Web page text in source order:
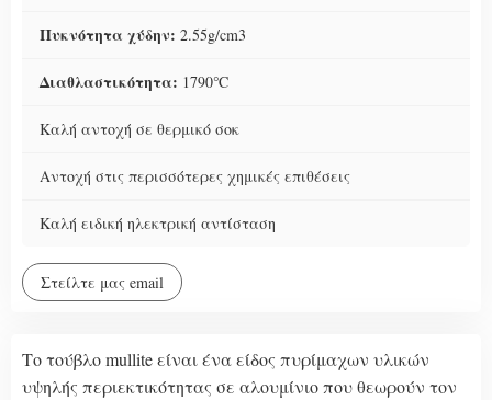
Πυκνότητα χύδην: 2.55g/cm3
Διαθλαστικότητα: 1790℃
Καλή αντοχή σε θερμικό σοκ
Αντοχή στις περισσότερες χημικές επιθέσεις
Καλή ειδική ηλεκτρική αντίσταση
Στείλτε μας email
Το τούβλο mullite είναι ένα είδος πυρίμαχων υλικών
υψηλής περιεκτικότητας σε αλουμίνιο που θεωρούν τον